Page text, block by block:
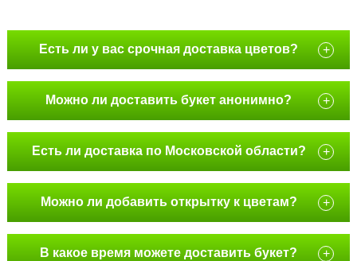
Есть ли у вас срочная доставка цветов? +
Можно ли доставить букет анонимно? +
Есть ли доставка по Московской области? +
Можно ли добавить открытку к цветам? +
В какое время можете доставить букет? +